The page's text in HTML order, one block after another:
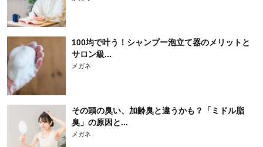
100均で叶う！シャンプー泡立て器のメリットと
サロン級...
メガネ
その頭の臭い、加齢臭と違うかも？「ミドル脂
臭」の原因と...
メガネ